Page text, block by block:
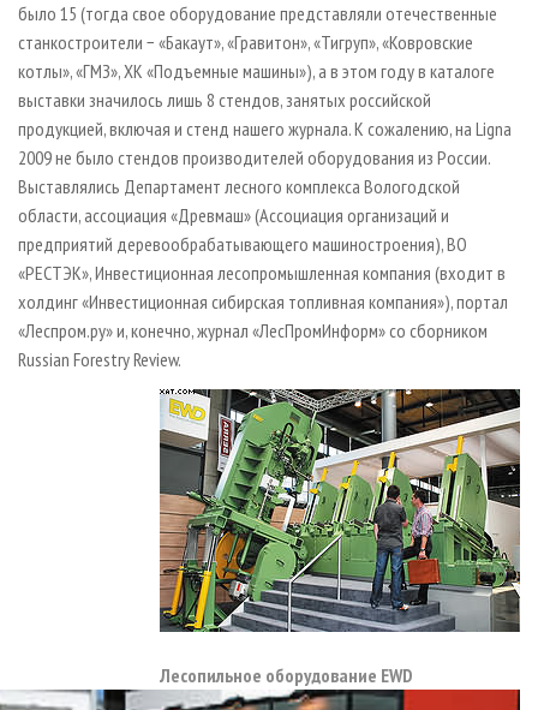
было 15 (тогда свое оборудование представляли отечественные
станкостроители − «Бакаут», «Гравитон», «Тигруп», «Ковровские
котлы», «ГМЗ», ХК «Подъемные машины»), а в этом году в каталоге
выставки значилось лишь 8 стендов, занятых российской
продукцией, включая и стенд нашего журнала. К сожалению, на Ligna
2009 не было стендов производителей оборудования из России.
Выставлялись Департамент лесного комплекса Вологодской
области, ассоциация «Древмаш» (Ассоциация организаций и
предприятий деревообрабатывающего машиностроения), ВО
«РЕСТЭК», Инвестиционная лесопромышленная компания (входит в
холдинг «Инвестиционная сибирская топливная компания»), портал
«Леспром.ру» и, конечно, журнал «ЛесПромИнформ» со сборником
Russian Forestry Review.
Лесопильное оборудование EWD